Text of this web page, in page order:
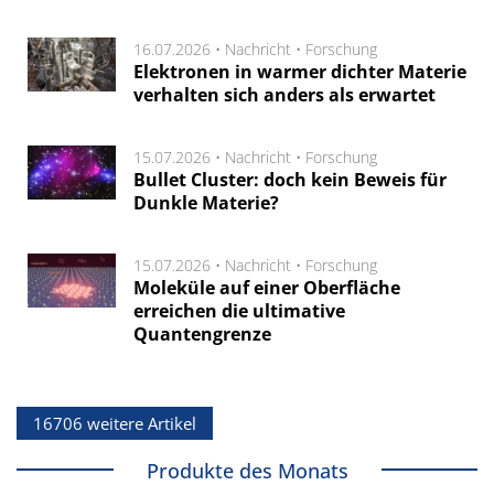
16.07.2026 • Nachricht • Forschung
Elektronen in warmer dichter Materie
verhalten sich anders als erwartet
15.07.2026 • Nachricht • Forschung
Bullet Cluster: doch kein Beweis für
Dunkle Materie?
15.07.2026 • Nachricht • Forschung
Moleküle auf einer Oberfläche
erreichen die ultimative
Quantengrenze
16706 weitere Artikel
Produkte des Monats